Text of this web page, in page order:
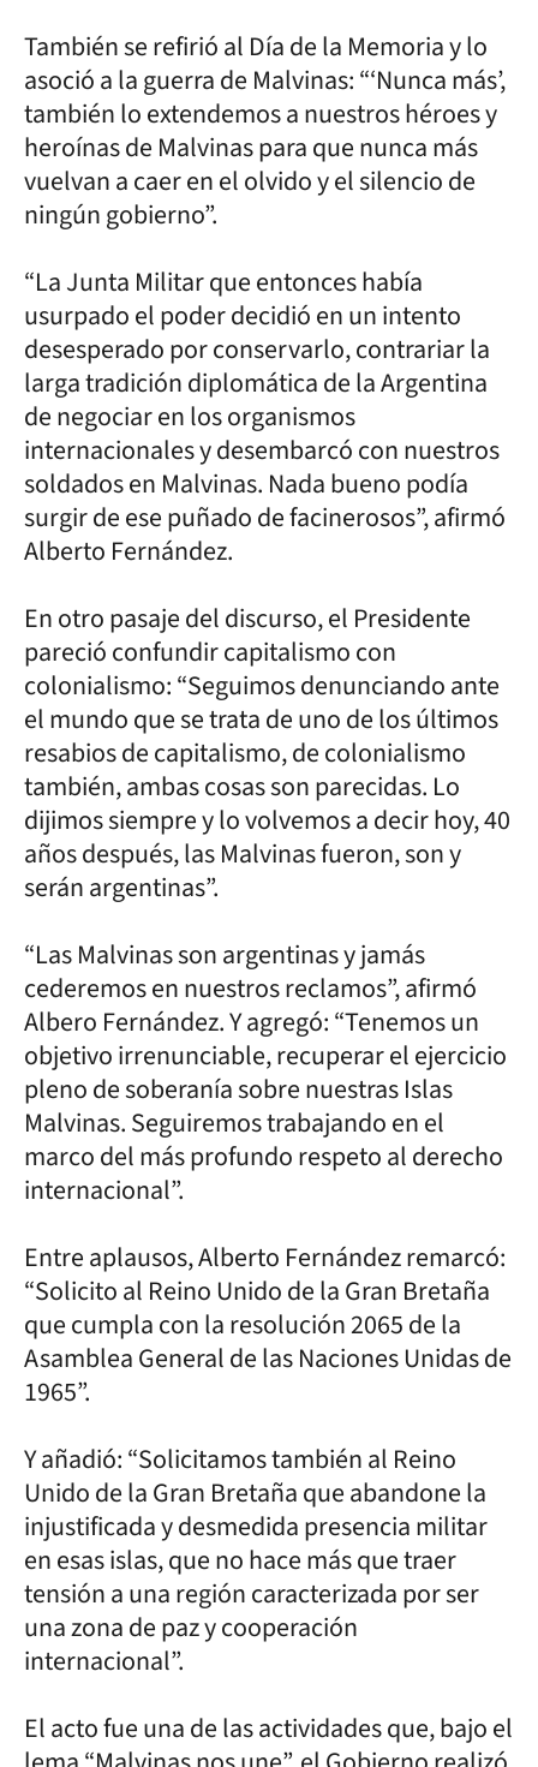
También se refirió al Día de la Memoria y lo
asoció a la guerra de Malvinas: “‘Nunca más’,
también lo extendemos a nuestros héroes y
heroínas de Malvinas para que nunca más
vuelvan a caer en el olvido y el silencio de
ningún gobierno”.
“La Junta Militar que entonces había
usurpado el poder decidió en un intento
desesperado por conservarlo, contrariar la
larga tradición diplomática de la Argentina
de negociar en los organismos
internacionales y desembarcó con nuestros
soldados en Malvinas. Nada bueno podía
surgir de ese puñado de facinerosos”, afirmó
Alberto Fernández.
En otro pasaje del discurso, el Presidente
pareció confundir capitalismo con
colonialismo: “Seguimos denunciando ante
el mundo que se trata de uno de los últimos
resabios de capitalismo, de colonialismo
también, ambas cosas son parecidas. Lo
dijimos siempre y lo volvemos a decir hoy, 40
años después, las Malvinas fueron, son y
serán argentinas”.
“Las Malvinas son argentinas y jamás
cederemos en nuestros reclamos”, afirmó
Albero Fernández. Y agregó: “Tenemos un
objetivo irrenunciable, recuperar el ejercicio
pleno de soberanía sobre nuestras Islas
Malvinas. Seguiremos trabajando en el
marco del más profundo respeto al derecho
internacional”.
Entre aplausos, Alberto Fernández remarcó:
“Solicito al Reino Unido de la Gran Bretaña
que cumpla con la resolución 2065 de la
Asamblea General de las Naciones Unidas de
1965”.
Y añadió: “Solicitamos también al Reino
Unido de la Gran Bretaña que abandone la
injustificada y desmedida presencia militar
en esas islas, que no hace más que traer
tensión a una región caracterizada por ser
una zona de paz y cooperación
internacional”.
El acto fue una de las actividades que, bajo el